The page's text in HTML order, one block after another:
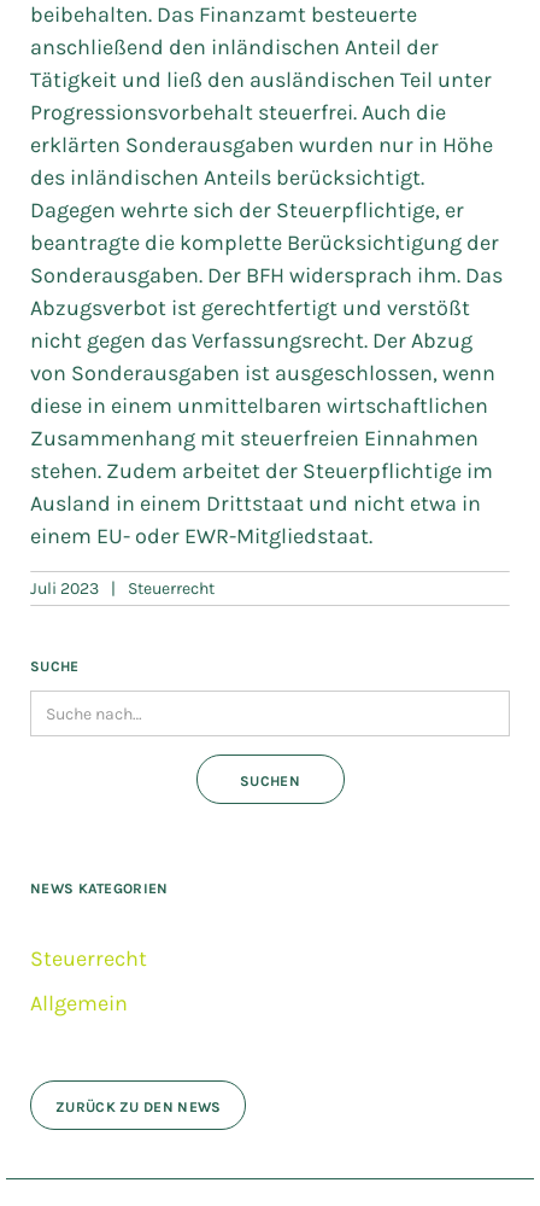
beibehalten. Das Finanzamt besteuerte
anschließend den inländischen Anteil der
Tätigkeit und ließ den ausländischen Teil unter
Progressionsvorbehalt steuerfrei. Auch die
erklärten Sonderausgaben wurden nur in Höhe
des inländischen Anteils berücksichtigt.
Dagegen wehrte sich der Steuerpflichtige, er
beantragte die komplette Berücksichtigung der
Sonderausgaben. Der BFH widersprach ihm. Das
Abzugsverbot ist gerechtfertigt und verstößt
nicht gegen das Verfassungsrecht. Der Abzug
von Sonderausgaben ist ausgeschlossen, wenn
diese in einem unmittelbaren wirtschaftlichen
Zusammenhang mit steuerfreien Einnahmen
stehen. Zudem arbeitet der Steuerpflichtige im
Ausland in einem Drittstaat und nicht etwa in
einem EU- oder EWR-Mitgliedstaat.
Juli 2023 | Steuerrecht
SUCHE
NEWS KATEGORIEN
Steuerrecht
Allgemein
ZURÜCK ZU DEN NEWS